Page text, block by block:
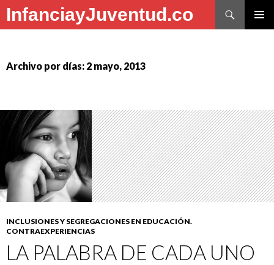
InfanciayJuventud.co
Buscar
Archivo por días: 2 mayo, 2013
INCLUSIONES Y SEGREGACIONES EN EDUCACIÓN.
CONTRAEXPERIENCIAS
LA PALABRA DE CADA UNO